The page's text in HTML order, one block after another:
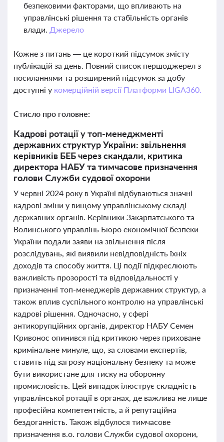
безпековими факторами, що впливають на
управлінські рішення та стабільність органів
влади. Джерело
Кожне з питань — це короткий підсумок змісту
публікацій за день. Повний список першоджерел з
посиланнями та розширений підсумок за добу
доступні у комерційній версії Платформи LIGA360.
Стисло про головне:
Кадрові ротації у топ-менеджменті
державних структур України: звільнення
керівників БЕБ через скандали, критика
директора НАБУ та тимчасове призначення
голови Служби судової охорони
У червні 2024 року в Україні відбуваються значні
кадрові зміни у вищому управлінському складі
державних органів. Керівники Закарпатського та
Волинського управлінь Бюро економічної безпеки
України подали заяви на звільнення після
розслідувань, які виявили невідповідність їхніх
доходів та способу життя. Ці події підкреслюють
важливість прозорості та відповідальності у
призначенні топ-менеджерів державних структур, а
також вплив суспільного контролю на управлінські
кадрові рішення. Одночасно, у сфері
антикорупційних органів, директор НАБУ Семен
Кривонос опинився під критикою через приховане
кримінальне минуле, що, за словами експертів,
ставить під загрозу національну безпеку та може
бути використане для тиску на оборонну
промисловість. Цей випадок ілюструє складність
управлінської ротації в органах, де важлива не лише
професійна компетентність, а й репутаційна
бездоганність. Також відбулося тимчасове
призначення в.о. голови Служби судової охорони,